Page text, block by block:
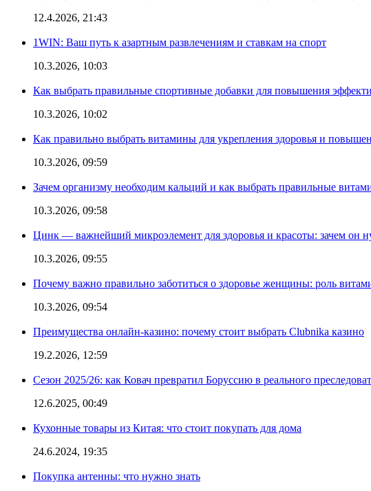
12.4.2026, 21:43
1WIN: Ваш путь к азартным развлечениям и ставкам на спорт
10.3.2026, 10:03
Как выбрать правильные спортивные добавки для повышения
10.3.2026, 10:02
Как правильно выбрать витамины для укрепления здоровья и
10.3.2026, 09:59
Зачем организму необходим кальций и как выбрать правильные
10.3.2026, 09:58
Цинк — важнейший микроэлемент для здоровья и красоты: зачем он
10.3.2026, 09:55
Почему важно правильно заботиться о здоровье женщины: роль
10.3.2026, 09:54
Преимущества онлайн-казино: почему стоит выбрать Clubnika казино
19.2.2026, 12:59
Сезон 2025/26: как Ковач превратил Боруссию в реального
12.6.2025, 00:49
Кухонные товары из Китая: что стоит покупать для дома
24.6.2024, 19:35
Покупка антенны: что нужно знать